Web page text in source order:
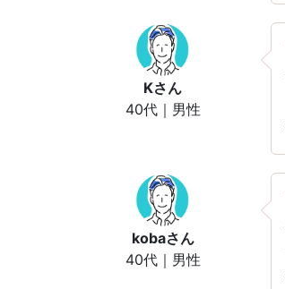
Kさん
40代｜男性
kobaさん
40代｜男性